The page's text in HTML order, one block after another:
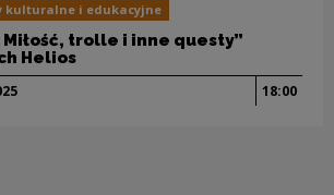
kulturalne i edukacyjne
Miłość, trolle i inne questy”
Helios
18:00
slajd